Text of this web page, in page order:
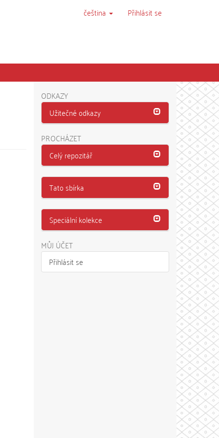
čeština Přihlásit se
ODKAZY
Užitečné odkazy
PROCHÁZET
Celý repozitář
Tato sbírka
Speciální kolekce
MŮJ ÚČET
Přihlásit se